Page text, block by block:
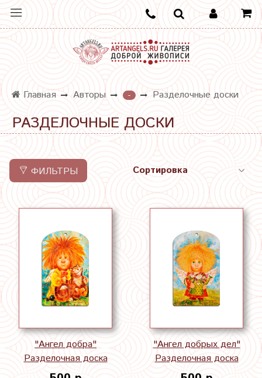
Главная Авторы - Разделочные доски
РАЗДЕЛОЧНЫЕ ДОСКИ
ФИЛЬТРЫ
"Ангел добра"
Разделочная доска
"Ангел добрых дел"
Разделочная доска